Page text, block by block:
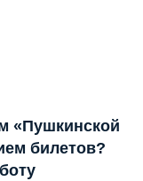
«Пушкинской
билетов?